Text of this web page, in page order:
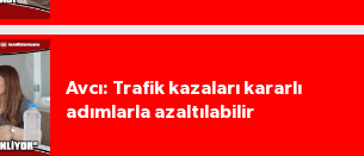
Avcı: Trafik kazaları kararlı
adımlarla azaltılabilir